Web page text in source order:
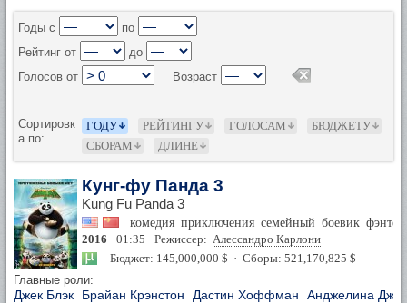
Годы с
по
Рейтинг от
до
Голосов от
Возраст
Сортировк
а по:
ГОДУ РЕЙТИНГУ ГОЛОСАМ
БЮДЖЕТУ
СБОРАМ
ДЛИНЕ
Кунг-фу Панда 3
Kung Fu Panda 3
комедия приключения семейный боевик
2016 · 01:35 · Режиссер: Алессандро Карлони
Бюджет: 145,000,000 $ · Сборы: 521,170,825 $
Главные роли:
Джек Блэк Брайан Крэнстон Дастин Хоффман Анджелина